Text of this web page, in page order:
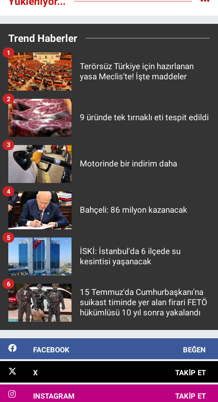
Trend Haberler
Terörsüz Türkiye için hazırlanan
yasa Meclis'te! İşte maddeler
1
9 üründe tek tırnaklı eti tespit edildi
2
Motorinde bir indirim daha
3
Bahçeli: 86 milyon kazanacak
4
İSKİ: İstanbul'da 6 ilçede su
kesintisi yaşanacak
5
15 Temmuz'da Cumhurbaşkanı'na
suikast timinde yer alan firari FETÖ
hükümlüsü 10 yıl sonra yakalandı
6
FACEBOOK BEĞEN
X TAKIP ET
INSTAGRAM TAKIP ET